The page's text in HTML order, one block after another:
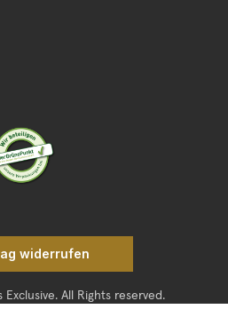
widerrufen
All Rights reserved.